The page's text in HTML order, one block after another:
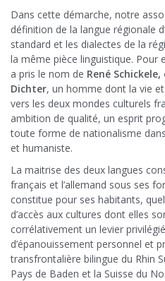
Dans cette démarche, notre
définition de la langue régionale
standard et les dialectes de la
la même pièce linguistique. Pour
a pris le nom de René
Dichter, un homme dont la vie
vers les deux mondes culturels
ambition de qualité, un esprit
toute forme de nationalisme
et humaniste.
La maitrise des deux langues
français et l’allemand sous ses
constitue pour ses habitants,
d’accès aux cultures dont elles
corrélativement un levier
d’épanouissement personnel et
transfrontalière bilingue du Rhin
Pays de Baden et la Suisse du